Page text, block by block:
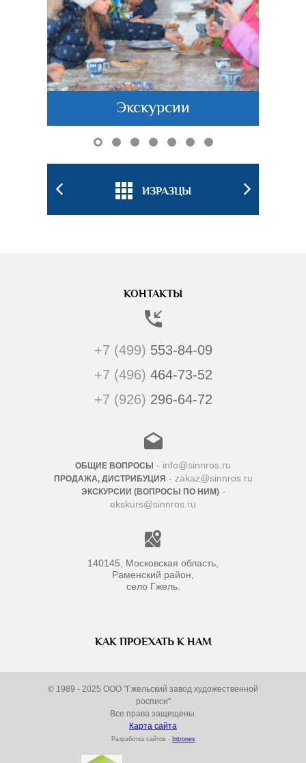
Экскурсии
ИЗРАЗЦЫ
КОНТАКТЫ
+7 (499) 553-84-09
+7 (496) 464-73-52
+7 (926) 296-64-72
ОБЩИЕ ВОПРОСЫ - info@sinnros.ru
ПРОДАЖА, ДИСТРИБУЦИЯ - zakaz@sinnros.ru
ЭКСКУРСИИ (ВОПРОСЫ ПО НИМ)-
ekskurs@sinnros.ru
140145, Московская область,
Раменский район,
село Гжель.
КАК ПРОЕХАТЬ К НАМ
© 1989 - 2025 ООО "Гжельский завод художественной
росписи"
Все права защищены.
Карта сайта
Разработка сайтов - Intronex